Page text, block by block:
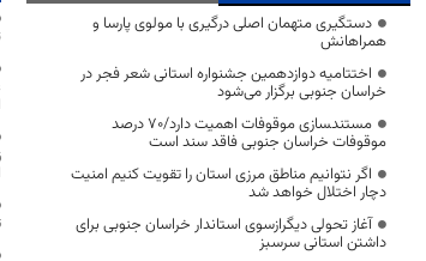
دستگیری متهمان اصلی درگیری با مولوی پارسا و
همراهانش
اختتامیه دوازدهمین جشنواره استانی شعر فجر در
خراسان جنوبی برگزار می‌شود
مستند‍سازی موقوفات اهمیت دارد/۷۰ درصد
موقوفات خراسان جنوبی فاقد سند است
اگر نتوانیم مناطق مرزی استان را تقویت کنیم امنیت
دچار اختلال خواهد شد
آغاز تحولی دیگر‌ازسوی استاندار خراسان جنوبی برای
داشتن استانی سرسبز